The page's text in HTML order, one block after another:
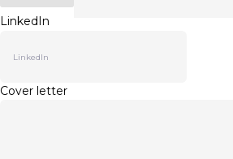
LinkedIn
Cover letter